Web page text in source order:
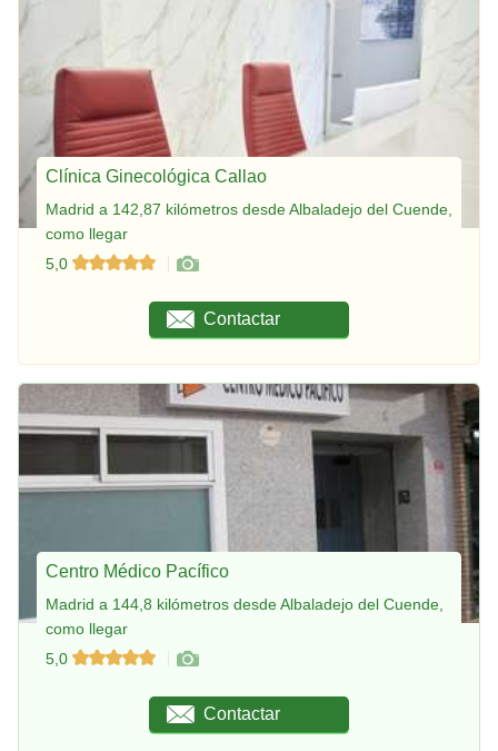
Clínica Ginecológica Callao
Madrid a 142,87 kilómetros desde Albaladejo del Cuende,
como llegar
5,0
Contactar
Centro Médico Pacífico
Madrid a 144,8 kilómetros desde Albaladejo del Cuende,
como llegar
5,0
Contactar